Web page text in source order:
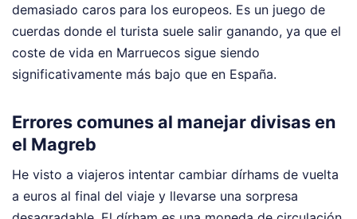
demasiado caros para los europeos. Es un juego de
cuerdas donde el turista suele salir ganando, ya que el
coste de vida en Marruecos sigue siendo
significativamente más bajo que en España.
Errores comunes al manejar divisas en
el Magreb
He visto a viajeros intentar cambiar dírhams de vuelta
a euros al final del viaje y llevarse una sorpresa